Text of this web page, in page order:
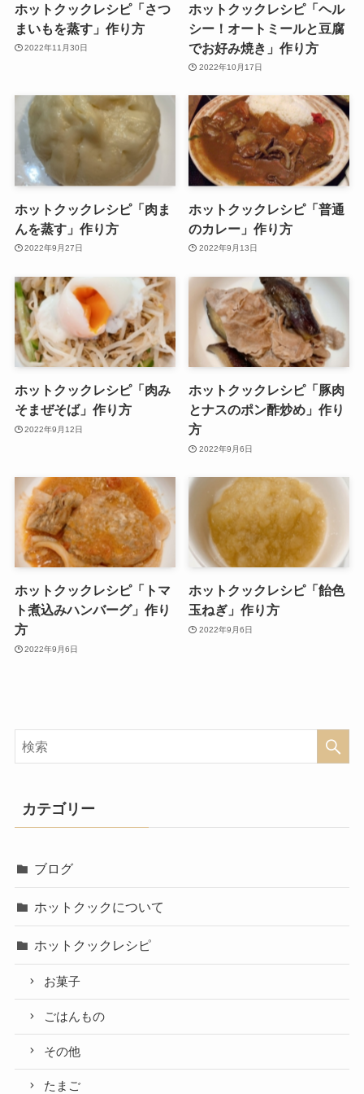
ホットクックレシピ「さつ
まいもを蒸す」作り方
2022年11月30日
ホットクックレシピ「ヘル
シー！オートミールと豆腐
でお好み焼き」作り方
2022年10月17日
ホットクックレシピ「肉ま
んを蒸す」作り方
2022年9月27日
ホットクックレシピ「普通
のカレー」作り方
2022年9月13日
ホットクックレシピ「肉み
そまぜそば」作り方
2022年9月12日
ホットクックレシピ「豚肉
とナスのポン酢炒め」作り
方
2022年9月6日
ホットクックレシピ「トマ
ト煮込みハンバーグ」作り
方
2022年9月6日
ホットクックレシピ「飴色
玉ねぎ」作り方
2022年9月6日
カテゴリー
ブログ
ホットクックについて
ホットクックレシピ
お菓子
ごはんもの
その他
たまご